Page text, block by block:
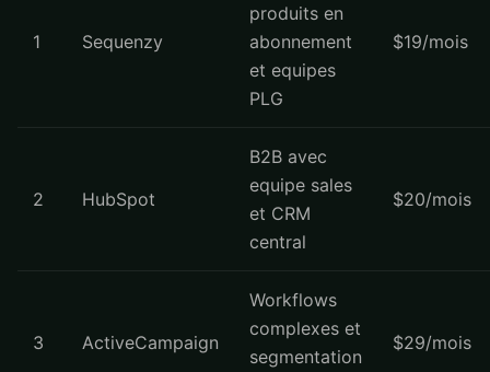
1 Sequenzy
produits en
abonnement
et equipes
PLG
$19/mois
2 HubSpot
B2B avec
equipe sales
et CRM
central
$20/mois
3 ActiveCampaign
Workflows
complexes et
segmentation
$29/mois